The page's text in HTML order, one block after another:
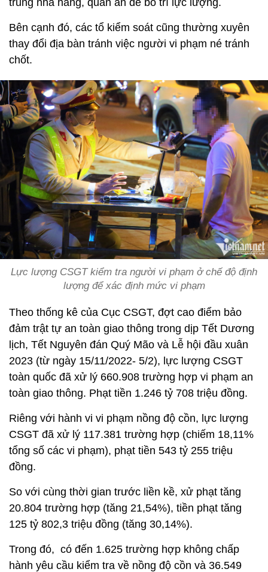
trung nhà hàng, quán ăn để bố trí lực lượng.
Bên cạnh đó, các tổ kiểm soát cũng thường xuyên
thay đổi địa bàn tránh việc người vi phạm né tránh
chốt.
Lực lượng CSGT kiểm tra người vi phạm ở chế độ định
lượng để xác định mức vi phạm
Theo thống kê của Cục CSGT, đợt cao điểm bảo
đảm trật tự an toàn giao thông trong dịp Tết Dương
lịch, Tết Nguyên đán Quý Mão và Lễ hội đầu xuân
2023 (từ ngày 15/11/2022- 5/2), lực lượng CSGT
toàn quốc đã xử lý 660.908 trường hợp vi phạm an
toàn giao thông. Phạt tiền 1.246 tỷ 708 triệu đồng.
Riêng với hành vi vi phạm nồng độ cồn, lực lượng
CSGT đã xử lý 117.381 trường hợp (chiếm 18,11%
tổng số các vi phạm), phạt tiền 543 tỷ 255 triệu
đồng.
So với cùng thời gian trước liền kề, xử phạt tăng
20.804 trường hợp (tăng 21,54%), tiền phạt tăng
125 tỷ 802,3 triệu đồng (tăng 30,14%).
Trong đó, có đến 1.625 trường hợp không chấp
hành yêu cầu kiểm tra về nồng độ cồn và 36.549